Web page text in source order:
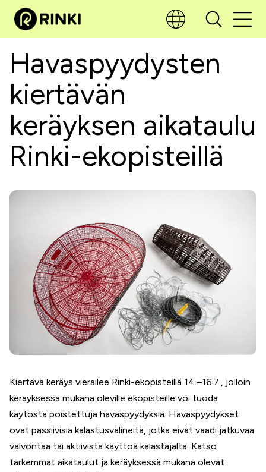
Havaspyydysten
kiertävän
keräyksen aikataulu
Rinki-ekopisteillä
Kiertävä keräys vierailee Rinki-ekopisteillä 14.–16.7., jolloin
keräyksessä mukana oleville ekopisteille voi tuoda
käytöstä poistettuja havaspyydyksiä. Havaspyydykset
ovat passiivisia kalastusvälineitä, jotka eivät vaadi jatkuvaa
valvontaa tai aktiivista käyttöä kalastajalta. Katso
tarkemmat aikataulut ja keräyksessä mukana olevat